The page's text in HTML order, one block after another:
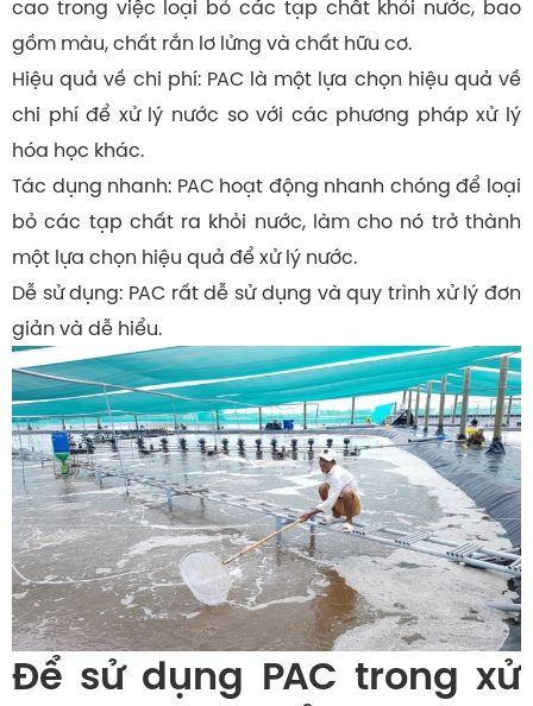
cao trong việc loại bỏ các tạp chất khỏi nước, bao
gồm màu, chất rắn lơ lửng và chất hữu cơ.
Hiệu quả về chi phí: PAC là một lựa chọn hiệu quả về
chi phí để xử lý nước so với các phương pháp xử lý
hóa học khác.
Tác dụng nhanh: PAC hoạt động nhanh chóng để loại
bỏ các tạp chất ra khỏi nước, làm cho nó trở thành
một lựa chọn hiệu quả để xử lý nước.
Dễ sử dụng: PAC rất dễ sử dụng và quy trình xử lý đơn
giản và dễ hiểu.
Để sử dụng PAC trong xử